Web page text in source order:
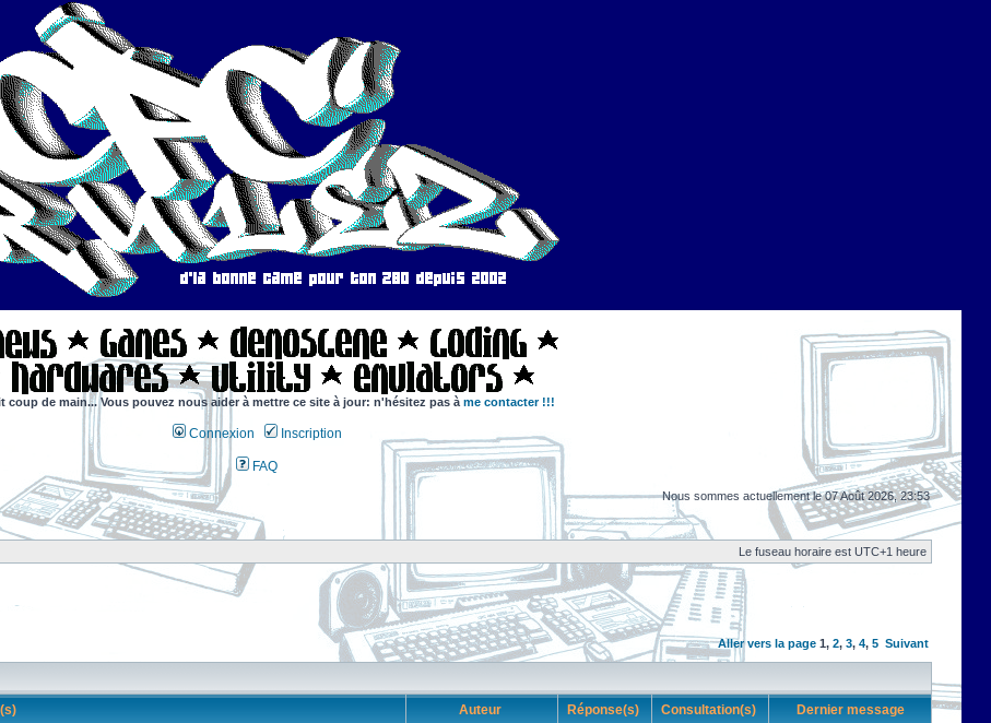
coup de main... Vous pouvez nous aider à mettre ce site à jour: n'hésitez pas à me contacter !!!
Connexion Inscription
FAQ
Nous sommes actuellement le 07 Août 2026, 23:53
Le fuseau horaire est UTC+1 heure
Aller vers la page 1, 2, 3, 4, 5 Suivant
Auteur Réponse(s) Consultation(s) Dernier message